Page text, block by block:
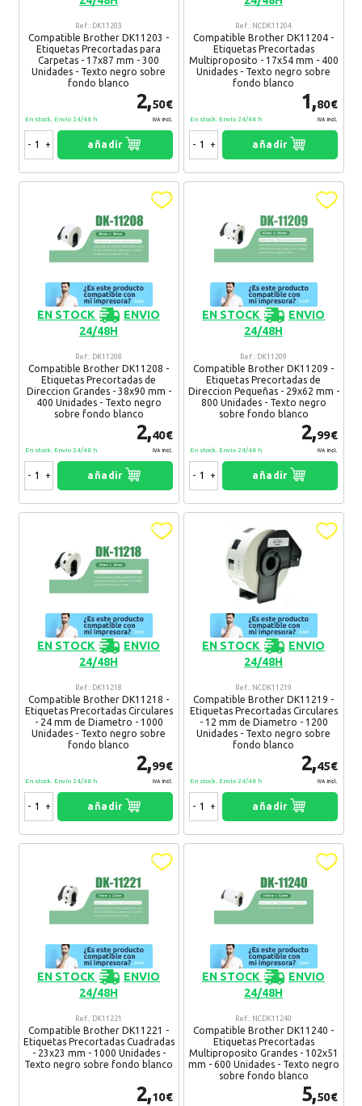
Relacion calidad/precio excelente
Recomendaría su compra:
24. 10. 2018
Recomiendo 100% este producto
Recomendaría su compra:Si
ALFONSO 21. 09. 2018
Recomendaría su compra:
Rápido en la entrega!
Recomendaría su compra:
JULIAN 01. 06. 2018
SATISFACTORIO
Recomendaría su compra:
JULIAN 01. 06. 2018
SATISFACTORIO
Recomendaría su compra:Si
JULIAN 01. 06. 2018
SATISFACTORIO
27. 09. 2016
Todo perfecto, rapidez en el envio y precio
Recomendaría su compra:Si
Son ya varias compras con ustedes y siempre el servicio es
genial
Recomendaría su compra:
Ref.: DK11203
Compatible Brother DK11203 -
Etiquetas Precortadas para
Carpetas - 17x87 mm - 300
Unidades - Texto negro sobre
fondo blanco
2,50€
IVA Incl.
En stock. Envío 24/48 h
- + añadir
Ref.: NCDK11204
Compatible Brother DK11204 -
Etiquetas Precortadas
Multiproposito - 17x54 mm - 400
Unidades - Texto negro sobre
fondo blanco
1,80€
IVA Incl.
En stock. Envío 24/48 h
- + añadir
EN STOCK
ENVIO
24/48H
Ref.: DK11208
Compatible Brother DK11208 -
Etiquetas Precortadas de
Direccion Grandes - 38x90 mm -
400 Unidades - Texto negro
sobre fondo blanco
2,40€
IVA Incl.
En stock. Envío 24/48 h
- + añadir
EN STOCK
ENVIO
24/48H
Ref.: DK11209
Compatible Brother DK11209 -
Etiquetas Precortadas de
Direccion Pequeñas - 29x62 mm -
800 Unidades - Texto negro
sobre fondo blanco
2,99€
IVA Incl.
En stock. Envío 24/48 h
- + añadir
EN STOCK
ENVIO
24/48H
Ref.: DK11218
Compatible Brother DK11218 -
Etiquetas Precortadas Circulares
- 24 mm de Diametro - 1000
Unidades - Texto negro sobre
fondo blanco
2,99€
IVA Incl.
En stock. Envío 24/48 h
- + añadir
EN STOCK
ENVIO
24/48H
Ref.: NCDK11219
Compatible Brother DK11219 -
Etiquetas Precortadas Circulares
- 12 mm de Diametro - 1200
Unidades - Texto negro sobre
fondo blanco
2,45€
IVA Incl.
En stock. Envío 24/48 h
- + añadir
EN STOCK
ENVIO
24/48H
Ref.: DK11221
Compatible Brother DK11221 -
Etiquetas Precortadas Cuadradas
- 23x23 mm - 1000 Unidades -
Texto negro sobre fondo blanco
2,10€
EN STOCK
ENVIO
24/48H
Ref.: NCDK11240
Compatible Brother DK11240 -
Etiquetas Precortadas
Multiproposito Grandes - 102x51
mm - 600 Unidades - Texto negro
sobre fondo blanco
5,50€